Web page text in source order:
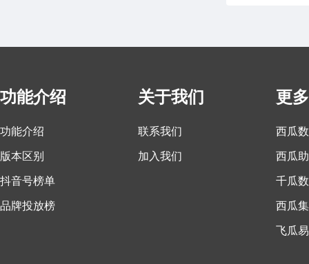
功能介绍
功能介绍
版本区别
抖音号榜单
品牌投放榜
关于我们
联系我们
加入我们
更
西瓜
西瓜
千瓜
西瓜集
飞瓜